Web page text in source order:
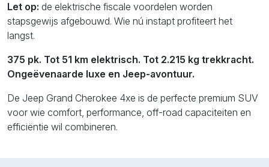
Let op: de elektrische fiscale voordelen worden
stapsgewijs afgebouwd. Wie nú instapt profiteert het
langst.
375 pk. Tot 51 km elektrisch. Tot 2.215 kg trekkracht.
Ongeëvenaarde luxe en Jeep-avontuur.
De Jeep Grand Cherokee 4xe is de perfecte premium SUV
voor wie comfort, performance, off-road capaciteiten en
efficiëntie wil combineren.